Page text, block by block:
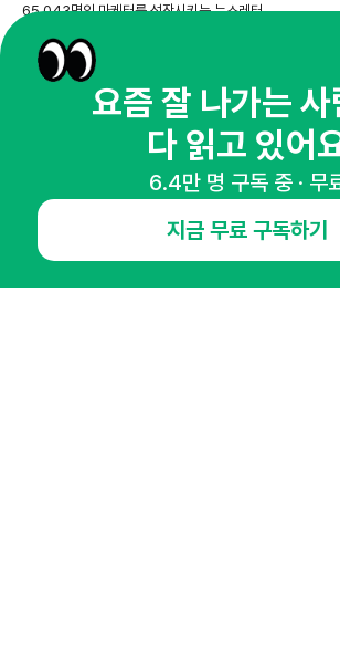
65,043명의 마케터를 성장시키는 뉴스레터
뉴스레터 구독하기
공지사항 제휴문의
인사이터
뉴스레터
요즘 잘 나가는
다 읽고 있어
6.4만 명 구독 중 · 무
지금 무료 구독하기